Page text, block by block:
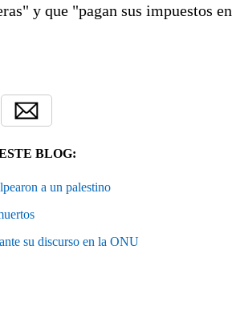
y que "pagan sus impuestos en
BLOG:
a un palestino
su discurso en la ONU